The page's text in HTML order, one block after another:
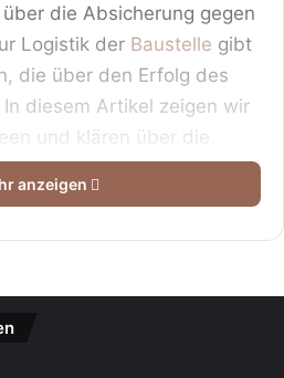
die Absicherung gegen
Logistik der Baustelle gibt
die über den Erfolg des
diesem Artikel zeigen wir
und klären über die
auf, damit Ihr
auf sicherem
anzeigen